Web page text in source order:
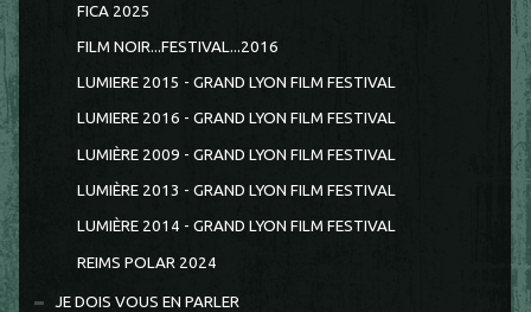
FICA 2025
FILM NOIR...FESTIVAL...2016
LUMIERE 2015 - GRAND LYON FILM FESTIVAL
LUMIERE 2016 - GRAND LYON FILM FESTIVAL
LUMIÈRE 2009 - GRAND LYON FILM FESTIVAL
LUMIÈRE 2013 - GRAND LYON FILM FESTIVAL
LUMIÈRE 2014 - GRAND LYON FILM FESTIVAL
REIMS POLAR 2024
JE DOIS VOUS EN PARLER